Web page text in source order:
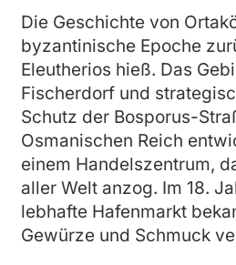
Die Geschichte von
byzantinische Epoche
Eleutherios hieß. Das
Fischerdorf und
Schutz der Bosporus-
Osmanischen Reich
einem Handelszentrum,
aller Welt anzog. Im 18.
lebhafte Hafenmarkt
Gewürze und Schmuck